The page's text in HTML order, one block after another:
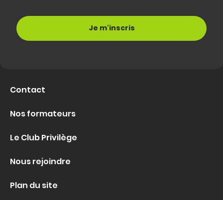
Contact
Nos formateurs
Le Club Privilège
Nous rejoindre
Plan du site